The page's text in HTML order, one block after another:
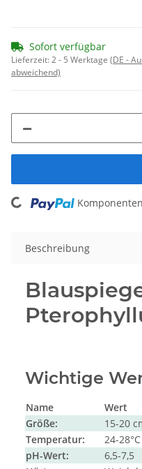
Sofort verfügbar
Lieferzeit:2 - 5 Werktage (DE -
abweichend)
Beschreibung
Wichtige
Name
Wert
Größe:
15-20
Temperatur:
24-28°C
pH-Wert:
6,5-7,5